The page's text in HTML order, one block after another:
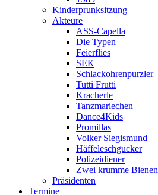
Kinderprunksitzung
Akteure
ASS-Capella
Die Typen
Feierflies
SEK
Schlackohrenpurzler
Tutti Frutti
Kracherle
Tanzmariechen
Dance4Kids
Promillas
Volker Siegismund
Häffeleschgucker
Polizeidiener
Zwei krumme Bienen
Präsidenten
Termine